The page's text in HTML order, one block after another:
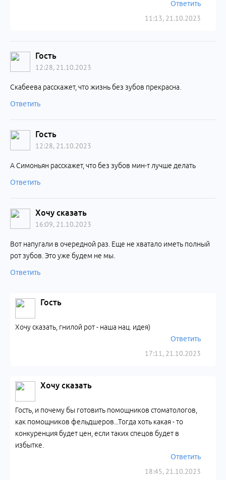
11:13, 21.10.2023
Ответить
Гость
12:28, 21.10.2023
Скабеева расскажет, что жизнь без зубов прекрасна.
Ответить
Гость
12:28, 21.10.2023
А Симоньян расскажет, что без зубов мин-т лучше делать
Ответить
Хочу сказать
16:09, 21.10.2023
Вот напугали в очередной раз. Еще не хватало иметь полный
рот зубов. Это уже будем не мы.
Ответить
Гость
17:11, 21.10.2023
Хочу сказать, гнилой рот - наша нац. идея)
Ответить
Хочу сказать
18:45, 21.10.2023
Гость, и почему бы готовить помощников стоматологов,
как помощников фельдшеров...Тогда хоть какая - то
конкуренция будет цен, если таких спецов будет в
избытке.
Ответить